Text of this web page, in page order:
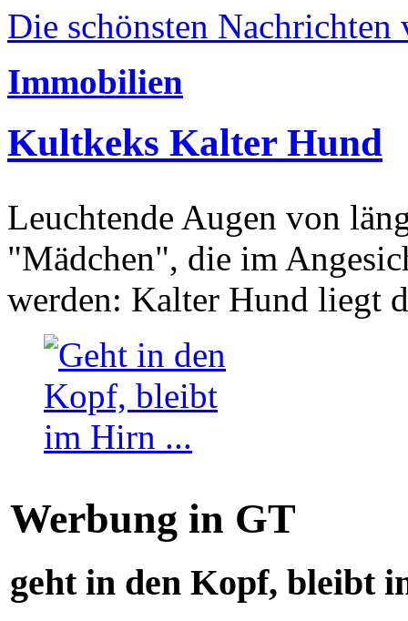
Die schönsten Nachrichten
Immobilien
Kultkeks Kalter Hund
Leuchtende Augen von
"Mädchen", die im
werden: Kalter Hund liegt
Werbung in GT
geht in den Kopf, bleibt